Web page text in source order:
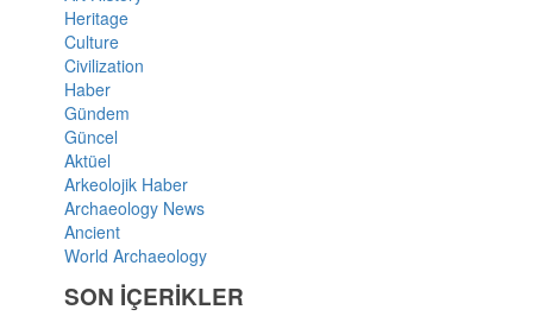
Heritage
Culture
Civilization
Haber
Gündem
Güncel
Aktüel
Arkeolojik Haber
Archaeology News
Ancient
World Archaeology
SON İÇERİKLER